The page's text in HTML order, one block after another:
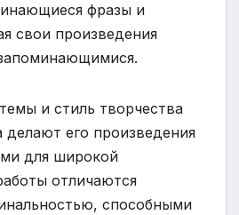
фразы и
свои произведения
и стиль творчества
делают его произведения
для широкой
отличаются
способными